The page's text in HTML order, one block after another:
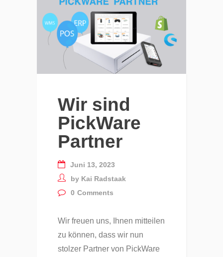
Wir sind
PickWare
Partner
Juni 13, 2023
by Kai Radstaak
0 Comments
Wir freuen uns, Ihnen mitteilen
zu können, dass wir nun
stolzer Partner von PickWare